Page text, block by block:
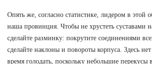
Опять же, согласно статистике, лидером в этой
наша провинция. Чтобы не хрустеть суставами
сделайте разминку: покрутите соединениями
сделайте наклоны и повороты корпуса. Здесь
время голодать, поскольку небольшие перекусы